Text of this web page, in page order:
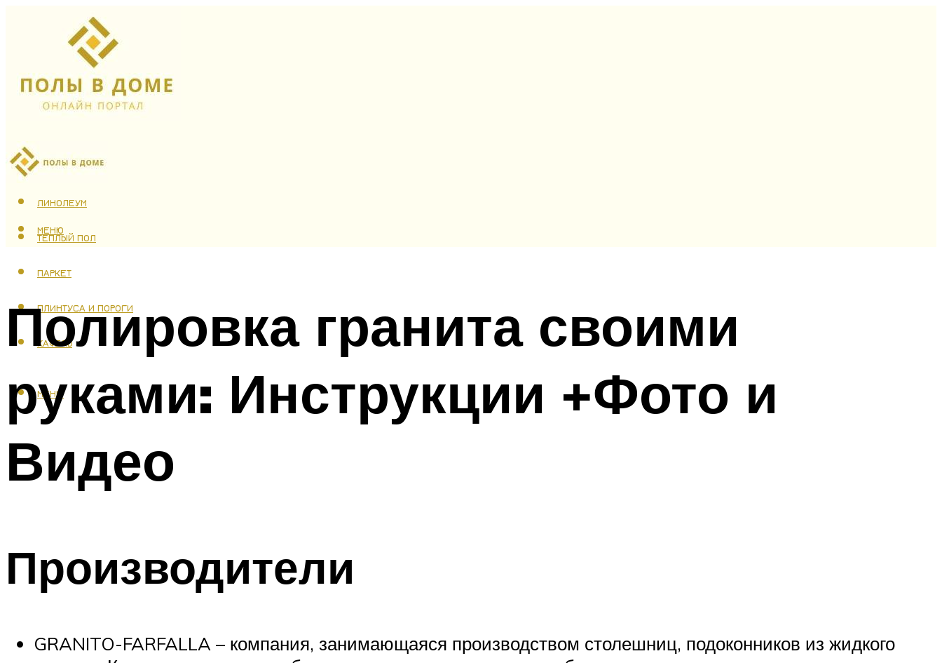
ЛАМИНАТ
ЛИНОЛЕУМ
ТЕПЛЫЙ ПОЛ
ПАРКЕТ
ПЛИНТУСА И ПОРОГИ
КАФЕЛЬ
МЕНЮ
МЕНЮ
Полировка гранита своими
руками: Инструкции +Фото и
Видео
Производители
GRANITO-FARFALLA – компания, занимающаяся производством столешниц, подоконников из жидкого